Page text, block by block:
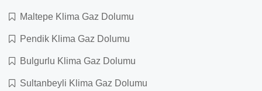
Maltepe Klima Gaz Dolumu
Pendik Klima Gaz Dolumu
Bulgurlu Klima Gaz Dolumu
Sultanbeyli Klima Gaz Dolumu